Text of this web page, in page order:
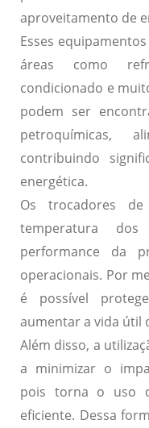
aproveitamento de
Esses
áreas como
condicionado e
podem ser
petroquímicas,
contribuindo
energética.
Os trocadores
temperatura
performance da
operacionais. Por
é possível
aumentar a vida útil
Além disso, a
a minimizar o
pois torna o uso
eficiente. Dessa